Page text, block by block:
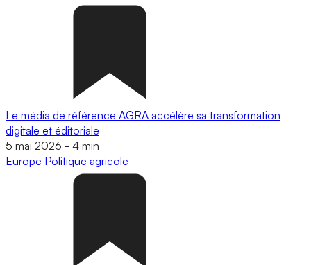
Le média de référence AGRA accélère sa transformation
digitale et éditoriale
5 mai 2026 - 4 min
Europe Politique agricole